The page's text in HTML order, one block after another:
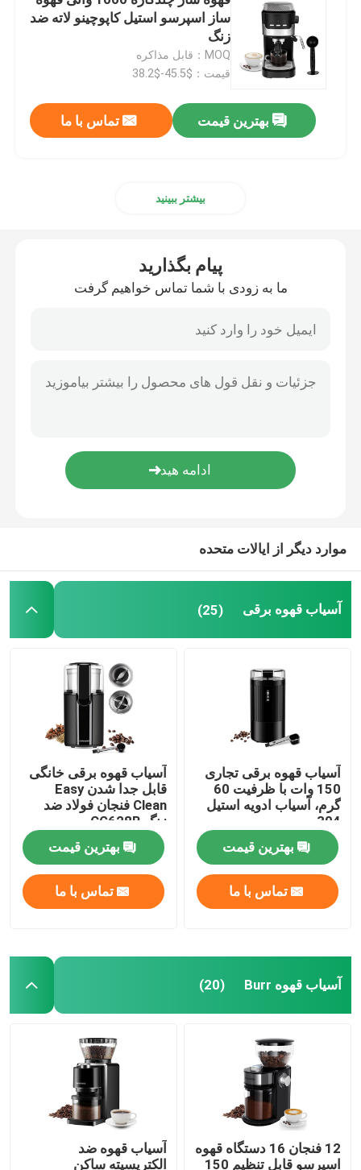
آسیاب دانه قهوه
دستگاه قهوه ساز با کف کننده شیر
قهوه ساز قطره ای
قهوه ساز فرنچ پرس
ساز اسپرسو استیل کاپوچینو لاته ضد
زنگ
MOQ：قابل مذاکره
قیمت：$45.5-$38.2
بهترین قیمت تماس با ما
بیشتر ببینید
پیام بگذارید
ما به زودی با شما تماس خواهیم گرفت
موارد دیگر از ایالات متحده
آسیاب قهوه برقی (25)
آسیاب قهوه برقی تجاری
150 وات با ظرفیت 60
گرم، آسیاب ادویه استیل
304
بهترین قیمت
تماس با ما
آسیاب قهوه برقی خانگی
قابل جدا شدن Easy
Clean فنجان فولاد ضد
زنگ CG628B
بهترین قیمت
تماس با ما
آسیاب قهوه Burr (20)
12 فنجان 16 دستگاه قهوه
اسپرسو قابل تنظیم 150
آسیاب قهوه ضد
الکتریسیته ساکن